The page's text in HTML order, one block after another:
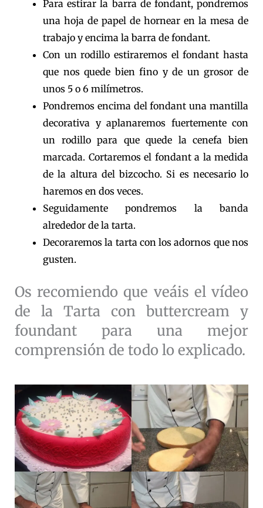
Para estirar la barra de fondant, pondremos
una hoja de papel de hornear en la mesa de
trabajo y encima la barra de fondant.
Con un rodillo estiraremos el fondant hasta
que nos quede bien fino y de un grosor de
unos 5 o 6 milímetros.
Pondremos encima del fondant una mantilla
decorativa y aplanaremos fuertemente con
un rodillo para que quede la cenefa bien
marcada. Cortaremos el fondant a la medida
de la altura del bizcocho. Si es necesario lo
haremos en dos veces.
Seguidamente pondremos la banda
alrededor de la tarta.
Decoraremos la tarta con los adornos que nos
gusten.
Os recomiendo que veáis el vídeo
de la Tarta con buttercream y
foundant para una mejor
comprensión de todo lo explicado.